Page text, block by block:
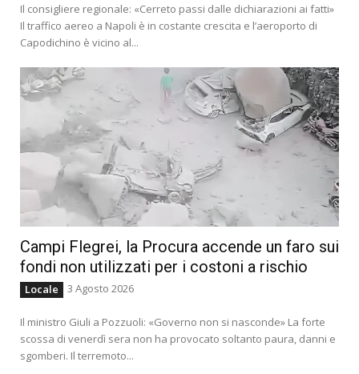
Il consigliere regionale: «Cerreto passi dalle dichiarazioni ai fatti»
Il traffico aereo a Napoli è in costante crescita e l’aeroporto di
Capodichino è vicino al...
Campi Flegrei, la Procura accende un faro sui
fondi non utilizzati per i costoni a rischio
Locale 3 Agosto 2026
Il ministro Giuli a Pozzuoli: «Governo non si nasconde» La forte
scossa di venerdì sera non ha provocato soltanto paura, danni e
sgomberi. Il terremoto...